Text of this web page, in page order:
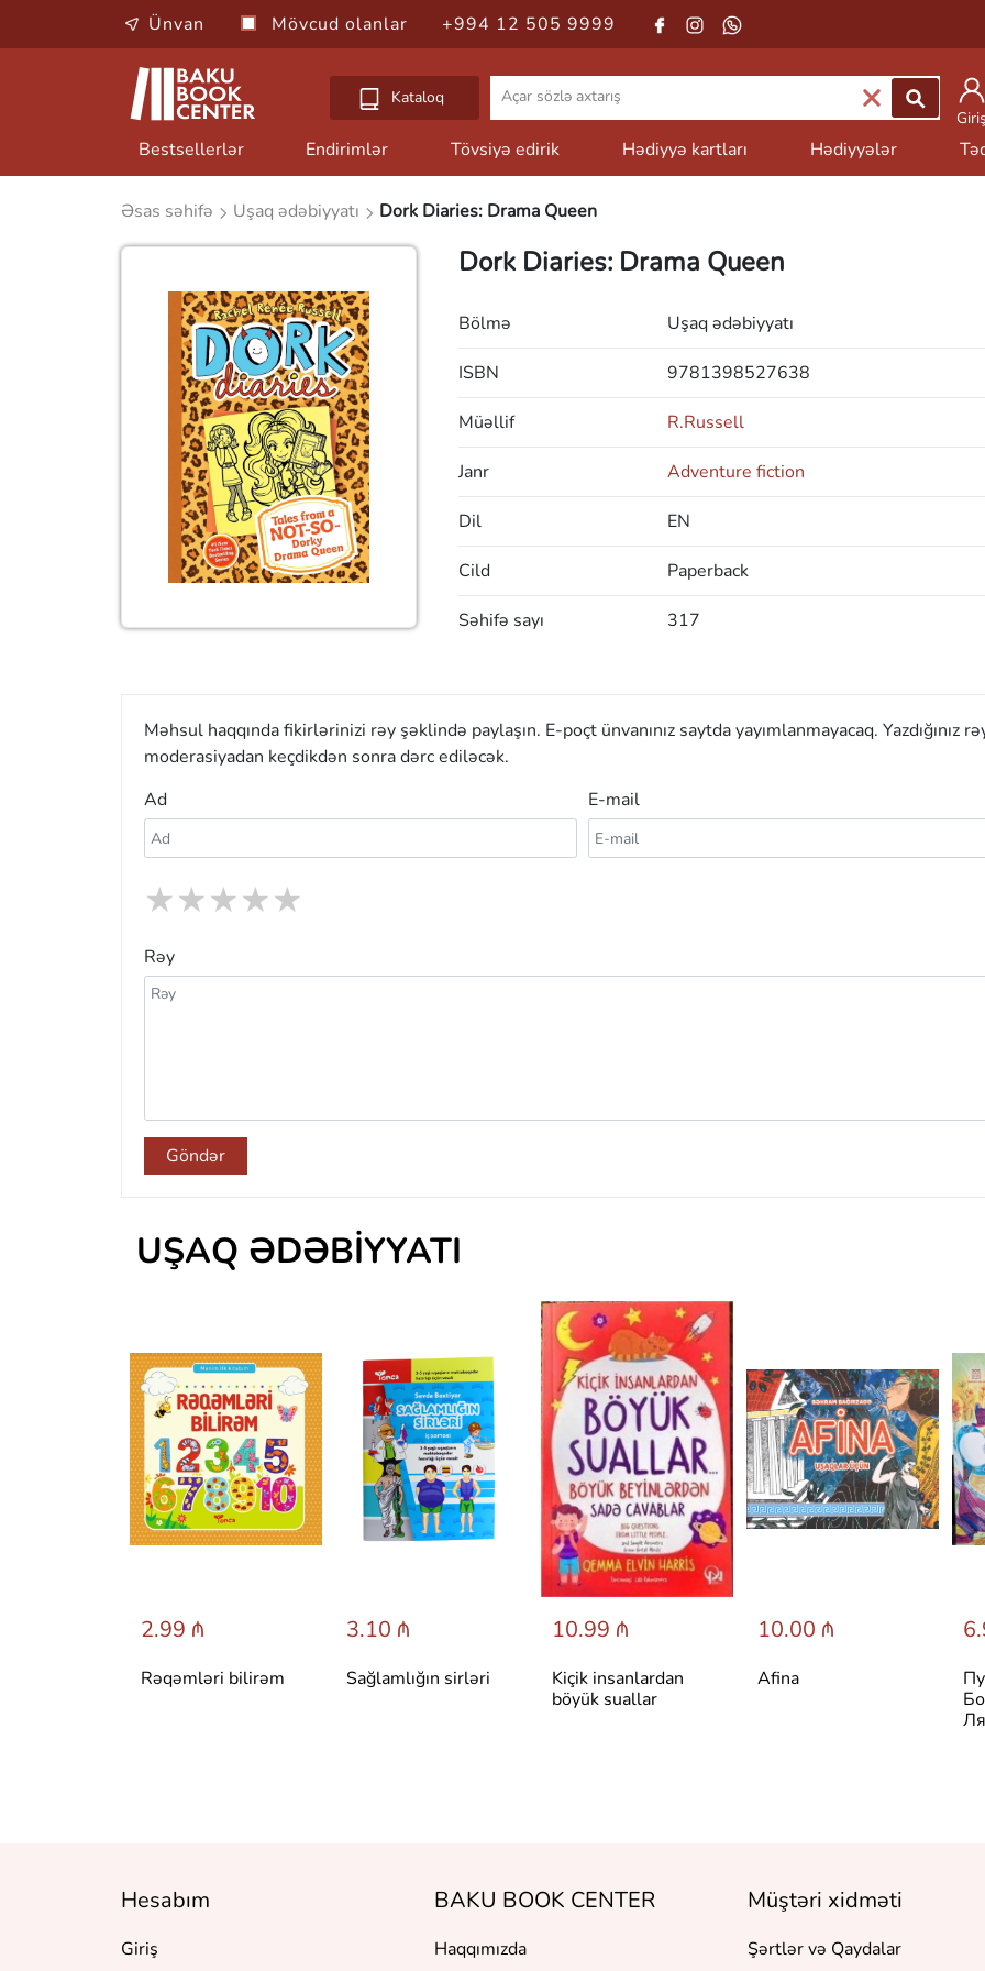
Ünvan Mövcud olanlar +994 12 505 9999
Kataloq
Bestsellerlər Endirimlər Tövsiyə edirik Hədiyyə kartları Hədiyyələr
Əsas səhifə Uşaq ədəbiyyatı Dork Diaries: Drama Queen
Dork Diaries: Drama Queen
Bölmə Uşaq ədəbiyyatı
ISBN 9781398527638
Müəllif R.Russell
Janr Adventure fiction
Dil EN
Cild Paperback
Səhifə sayı 317
Məhsul haqqında fikirlərinizi rəy şəklində paylaşın. E-poçt ünvanınız saytda yayımlanmayacaq. Yazdığınız
moderasiyadan keçdikdən sonra dərc ediləcək.
Ad
E-mail
★
★
★
★
★
Rəy
Göndər
UŞAQ ƏDƏBIYYATI
2.99 ₼
Rəqəmləri bilirəm
3.10 ₼
Sağlamlığın sirləri
10.99 ₼
Kiçik insanlardan
böyük suallar
10.00 ₼
Afina
Hesabım
Giriş
BAKU BOOK CENTER
Haqqımızda
Müştəri xidməti
Şərtlər və Qaydalar